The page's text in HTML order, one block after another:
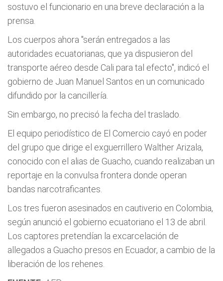
sostuvo el funcionario en una breve declaración a la
prensa.
Los cuerpos ahora "serán entregados a las
autoridades ecuatorianas, que ya dispusieron del
transporte aéreo desde Cali para tal efecto", indicó el
gobierno de Juan Manuel Santos en un comunicado
difundido por la cancillería.
Sin embargo, no precisó la fecha del traslado.
El equipo periodístico de El Comercio cayó en poder
del grupo que dirige el exguerrillero Walther Arizala,
conocido con el alias de Guacho, cuando realizaban un
reportaje en la convulsa frontera donde operan
bandas narcotraficantes.
Los tres fueron asesinados en cautiverio en Colombia,
según anunció el gobierno ecuatoriano el 13 de abril.
Los captores pretendían la excarcelación de
allegados a Guacho presos en Ecuador, a cambio de la
liberación de los rehenes.